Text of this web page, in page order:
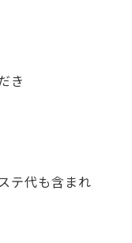
き
テ代も含まれ